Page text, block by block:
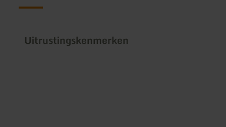
Uitrustingskenmerken